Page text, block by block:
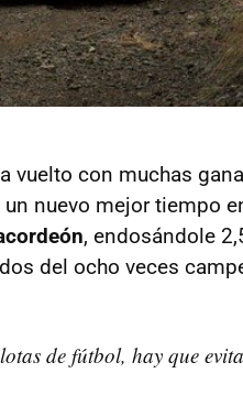
vuelto con muchas
nuevo mejor tiempo
, endosándole
del ocho veces
de fútbol, hay que